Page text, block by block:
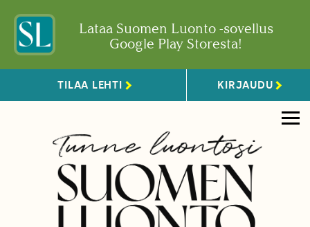
Lataa Suomen Luonto -sovellus
Google Play Storesta!
TILAA LEHTI KIRJAUDU